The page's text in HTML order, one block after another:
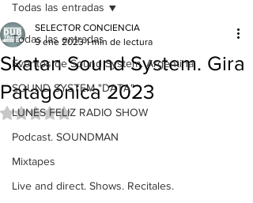
Todas las entradas
Eventos de Sound System. Argentina
SOUND SYSTEM "DATA"
LUNES FELIZ RADIO SHOW
Podcast. SOUNDMAN
Mixtapes
Live and direct. Shows. Recitales.
Todas las entradas
Skatan Sound System. Gira
Patagónica 2023
SELECTOR CONCIENCIA
9 ene 2023 1 min de lectura
Obtuvo NaN de 5 estrellas.